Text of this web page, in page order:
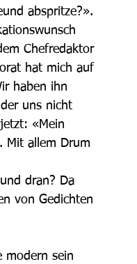
abspritze?».
Chefredaktor
hat mich auf
haben ihn
uns nicht
«Mein
Mit allem Drum
dran? Da
von Gedichten
modern sein